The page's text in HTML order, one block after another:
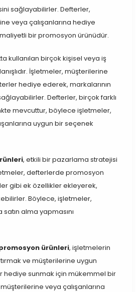
sağlayabilirler. Defterler,
veya çalışanlarına hediye
bir promosyon ürünüdür.
kullanılan birçok kişisel veya iş
İşletmeler, müşterilerine
hediye ederek, markalarının
Defterler, birçok farklı
mevcuttur, böylece işletmeler,
uygun bir seçenek
, etkili bir pazarlama stratejisi
defterlerde promosyon
gibi ek özellikler ekleyerek,
Böylece, işletmeler,
alma yapmasını
ürünleri, işletmelerin
ve müşterilerine uygun
hediye sunmak için mükemmel bir
veya çalışanlarına